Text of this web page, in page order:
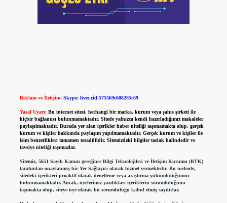
Reklam ve İletişim: Skype: live:.cid.575569c608265c69
Yasal Uyarı: Bu internet sitesi, herhangi bir marka, kurum veya şahıs şirketi ile
hiçbir bağlantısı bulunmamaktadır. Sitede yalnızca kendi hazırladığımız makaleler
paylaşılmaktadır. Burada yer alan içerikler haber niteliği taşımamakta olup, gerçek
kurum ve kişiler hakkında paylaşım yapılmamaktadır. Gerçek kurum ve kişiler ile
isim benzerlikleri tamamen tesadüfidir. Sitemizdeki bilgiler taslak halindedir ve
tavsiye niteliği taşımazlar.
Sitemiz, 5651 Sayılı Kanun gereğince Bilgi Teknolojileri ve İletişim Kurumu (BTK)
tarafından onaylanmış bir Yer Sağlayıcı olarak hizmet vermektedir. Bu nedenle,
sitedeki içerikleri proaktif olarak denetleme veya araştırma yükümlülüğümüz
bulunmamaktadır. Ancak, üyelerimiz yazdıkları içeriklerin sorumluluğunu
taşımakta olup, siteye üye olarak bu sorumluluğu kabul etmiş sayılırlar.